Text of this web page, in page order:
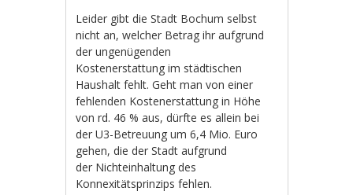
Leider gibt die Stadt Bochum selbst
nicht an, welcher Betrag ihr aufgrund
der ungenügenden
Kostenerstattung im städtischen
Haushalt fehlt. Geht man von einer
fehlenden Kostenerstattung in Höhe
von rd. 46 % aus, dürfte es allein bei
der U3-Betreuung um 6,4 Mio. Euro
gehen, die der Stadt aufgrund
der Nichteinhaltung des
Konnexitätsprinzips fehlen.